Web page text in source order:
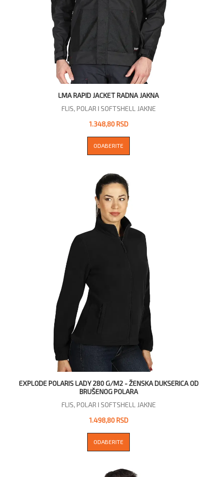
LMA RAPID JACKET RADNA JAKNA
FLIS, POLAR I SOFTSHELL JAKNE
1.348,80 RSD
ODABERITE
EXPLODE POLARIS LADY 280 G/M2 - ŽENSKA DUKSERICA OD
BRUŠENOG POLARA
FLIS, POLAR I SOFTSHELL JAKNE
1.498,80 RSD
ODABERITE